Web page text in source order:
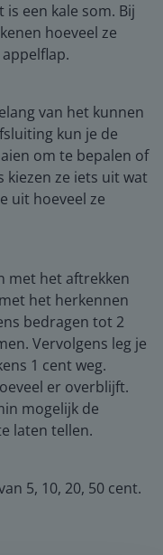
een kale som. Bij
hoeveel ze
van het kunnen
kun je de
om te bepalen of
kiezen ze iets uit wat
uit hoeveel ze
met het aftrekken
het herkennen
bedragen tot 2
Vervolgens leg je
1 cent weg.
er overblijft.
mogelijk de
laten tellen.
5, 10, 20, 50 cent.